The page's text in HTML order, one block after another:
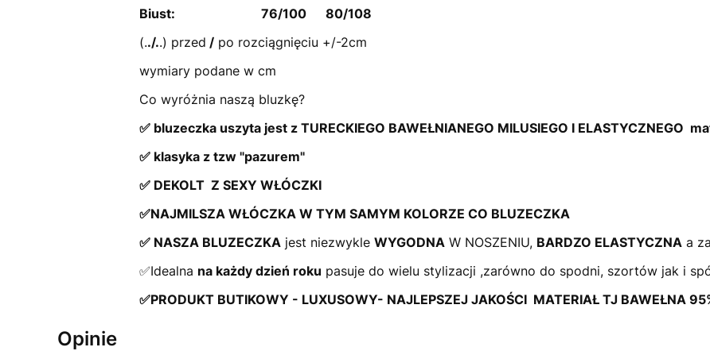
Biust: 76/100 80/108
(../..) przed /po rozciągnięciu +/-2cm
wymiary podane w cm
Co wyróżnia naszą bluzkę?
✅ bluzeczka uszyta jest z TURECKIEGO BAWEŁNIANEGO MILUSIEGO I ELASTYCZNEGO
✅ klasyka z tzw "pazurem"
✅ DEKOLT Z SEXY WŁÓCZKI
✅NAJMILSZA WŁÓCZKA W TYM SAMYM KOLORZE CO BLUZECZKA
✅ NASZA BLUZECZKAjest niezwykle WYGODNAW NOSZENIU, BARDZO ELASTYCZNAa
✅Idealna na każdy dzień roku pasuje do wielu stylizacji ,zarówno do spodni, szortów jak i
✅PRODUKT BUTIKOWY - LUXUSOWY- NAJLEPSZEJ JAKOŚCI MATERIAŁ TJ BAWEŁNA
Opinie